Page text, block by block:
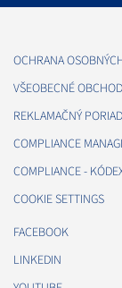
OCHRANA
VŠEOBECNÉ
REKLAMAČNÝ
COMPLIANCE
COMPLIANCE -
COOKIE SETTINGS
FACEBOOK
LINKEDIN